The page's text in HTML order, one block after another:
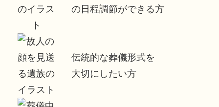
の日程調節ができる方
伝統的な葬儀形式を
大切にしたい方